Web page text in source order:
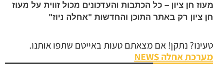
מעוז חן ציון – כל הכתבות והעדכונים מכול זווית על מעוז
חן ציון רק באתר התוכן והחדשות "אחלה ניוז"
טעינו? נתקן! אם מצאתם טעות באייטם שתפו אותנו.
מערכת אחלה NEWS